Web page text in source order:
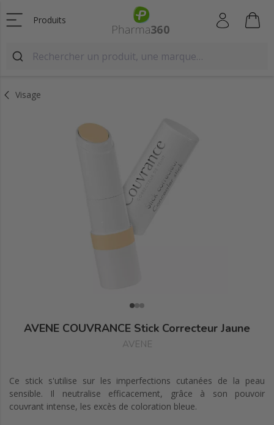
Produits
Visage
AVENE COUVRANCE Stick Correcteur Jaune
AVENE
Ce stick s'utilise sur les imperfections cutanées de la peau
sensible. Il neutralise efficacement, grâce à son pouvoir
couvrant intense, les excès de coloration bleue.